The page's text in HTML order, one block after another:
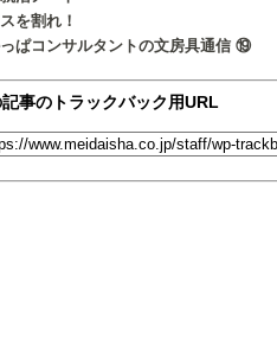
を割れ！
ぱコンサルタントの文房具通信 ⑲
事のトラックバック用URL